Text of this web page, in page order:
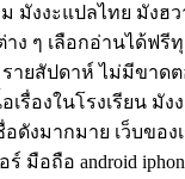
ม มังงะแปลไทย มังฮ
ง ๆ เลือกอ่านได้ฟรี
รายสัปดาห์ ไม่มีขาด
อเรื่องในโรงเรียน มั
ดังมากมาย เว็บของ
มือถือ android